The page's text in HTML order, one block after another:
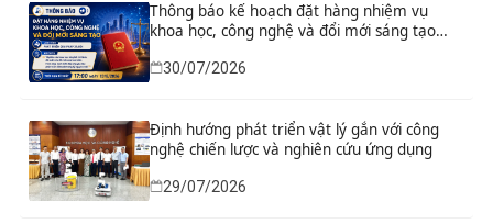
Thông báo kế hoạch đặt hàng nhiệm vụ
khoa học, công nghệ và đổi mới sáng tạo
“Nghiên cứu khoa học tổng kết thi hành, đề
xuất sửa đổi, bổ sung toàn diện Hiến pháp
30/07/2026
Định hướng phát triển vật lý gắn với công
nghệ chiến lược và nghiên cứu ứng dụng
29/07/2026